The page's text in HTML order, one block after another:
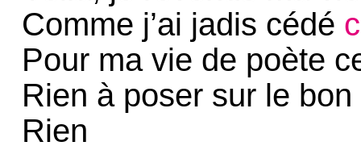
Comme j’ai jadis cédé
Pour ma vie de poète
Rien à poser sur le
Rien